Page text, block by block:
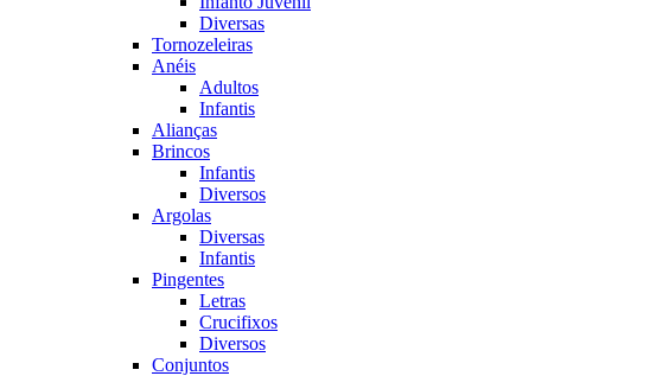
Diversas
Tornozeleiras
Anéis
Adultos
Infantis
Alianças
Brincos
Infantis
Diversos
Argolas
Diversas
Infantis
Pingentes
Letras
Crucifixos
Diversos
Conjuntos